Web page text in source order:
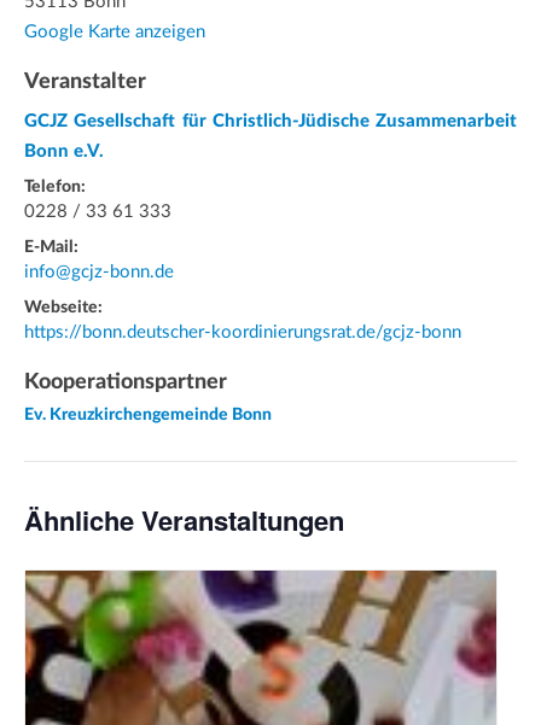
Google Karte anzeigen
Veranstalter
GCJZ Gesellschaft für Christlich-Jüdische Zusammenarbeit
Bonn e.V.
Telefon:
0228 / 33 61 333
E-Mail:
info@gcjz-bonn.de
Webseite:
https://bonn.deutscher-koordinierungsrat.de/gcjz-bonn
Kooperationspartner
Ev. Kreuzkirchengemeinde Bonn
Ähnliche Veranstaltungen